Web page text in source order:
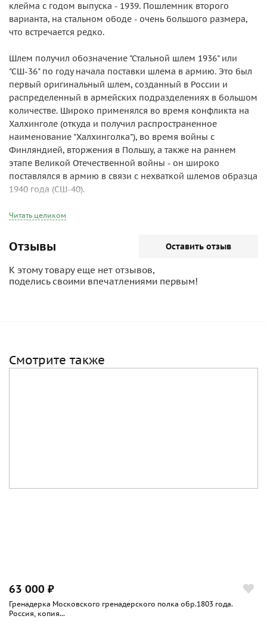
клейма с годом выпуска - 1939. Пошлемник второго
варианта, на стальном ободе - очень большого размера,
что встречается редко.
Шлем получил обозначение "Стальной шлем 1936" или
"СШ-36" по году начала поставки шлема в армию. Это был
первый оригинальный шлем, созданный в России и
распределенный в армейских подразделениях в большом
количестве. Широко применялся во время конфликта на
Халхинголе (откуда и получил распространенное
наименование "Халхинголка"), во время войны с
Финляндией, вторжения в Польшу, а также на раннем
этапе Великой Отечественной войны - он широко
поставлялся в армию в связи с нехваткой шлемов образца
1940 года (СШ-40).
Читать целиком
Отзывы Оставить отзыв
К этому товару еще нет отзывов,
поделись своими впечатлениями первым!
Смотрите также
63 000 ₽
Гренадерка Московского гренадерского полка обр.1803 года.
Россия, копия...